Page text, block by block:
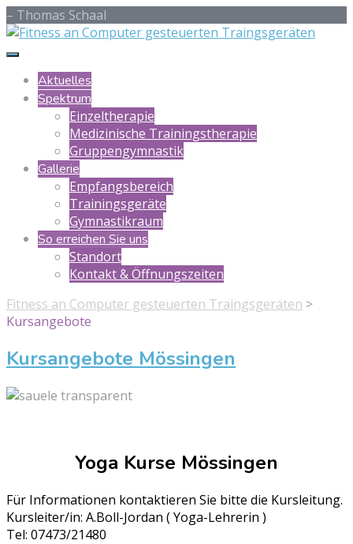
– Thomas Schaal
Aktuelles
Spektrum
Einzeltherapie
Medizinische Trainingstherapie
Gruppengymnastik
Gallerie
Empfangsbereich
Trainingsgeräte
Gymnastikraum
So erreichen Sie uns
Standort
Kontakt & Öffnungszeiten
Fitness an Computer gesteuerten Traingsgeräten >
Kursangebote
Kursangebote Mössingen
Yoga Kurse Mössingen
Für Informationen kontaktieren Sie bitte die Kursleitung.
Kursleiter/in: A.Boll-Jordan ( Yoga-Lehrerin )
Tel: 07473/21480